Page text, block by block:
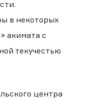
в некоторых
акимата с
текучестью
центра